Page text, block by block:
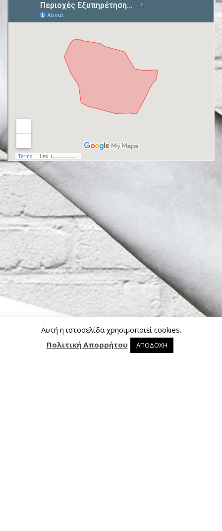
0 0 προϊόντα στο καλάθι
Αυτή η ιστοσελίδα χρησιμοποιεί cookies.
Πολιτική Απορρήτου
ΑΠΟΔΟΧΗ